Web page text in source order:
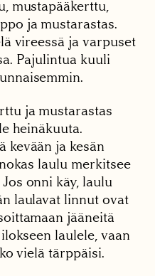
mustapääkerttu,
ja mustarastas.
vireessä ja varpuset
Pajulintua kuuli
ja mustarastas
heinäkuuta.
kevään ja kesän
laulu merkitsee
onni käy, laulu
laulavat linnut ovat
jääneitä
laulele, vaan
vielä tärppäisi.